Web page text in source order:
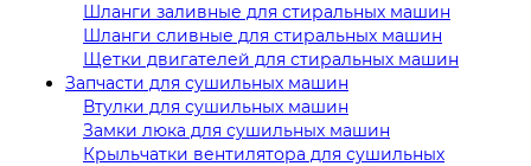
Шланги заливные для стиральных машин
Шланги сливные для стиральных машин
Щетки двигателей для стиральных машин
Запчасти для сушильных машин
Втулки для сушильных машин
Замки люка для сушильных машин
Крыльчатки вентилятора для сушильных